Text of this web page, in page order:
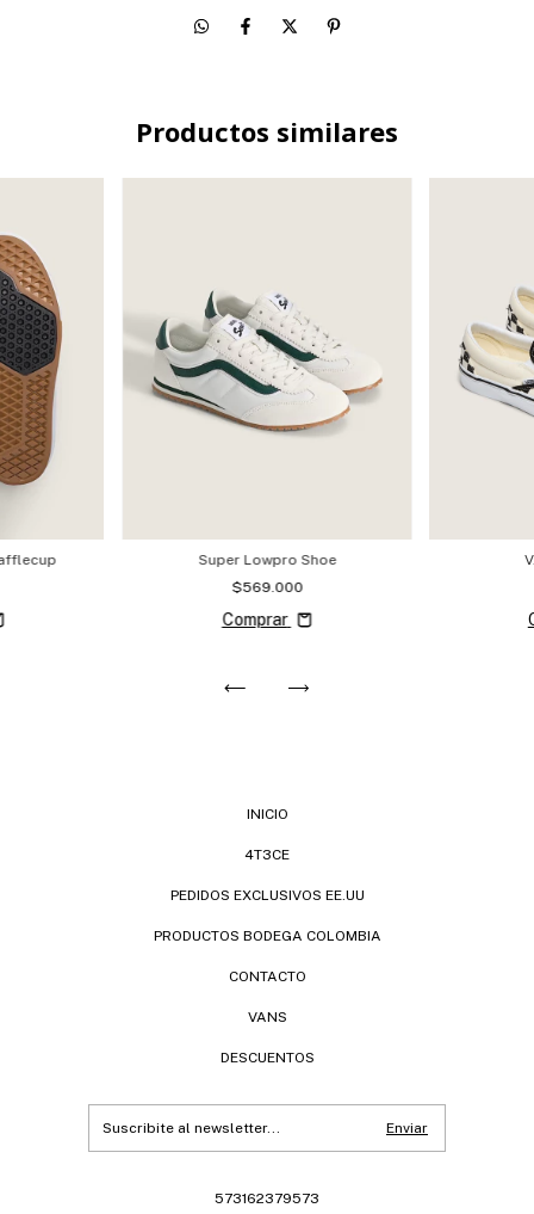
Productos similares
Super Lowpro Shoe
$569.000
Comprar
INICIO
4T3CE
PEDIDOS EXCLUSIVOS EE.UU
PRODUCTOS BODEGA COLOMBIA
CONTACTO
VANS
DESCUENTOS
573162379573